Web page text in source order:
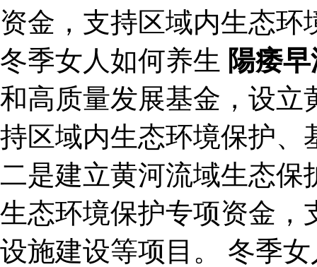
资金，支持区域内生态
冬季女人如何养生 陽痿
和高质量发展基金，设立
持区域内生态环境保护
二是建立黄河流域生态保
生态环境保护专项资金，
设施建设等项目。 冬季